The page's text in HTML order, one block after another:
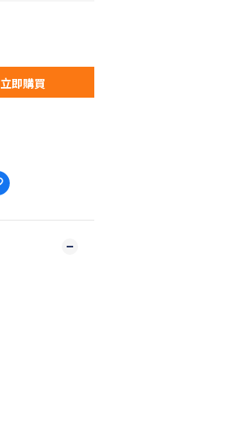
立即購買